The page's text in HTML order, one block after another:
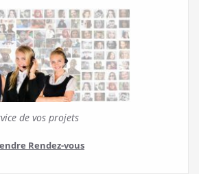
de vos projets
Rendez-vous